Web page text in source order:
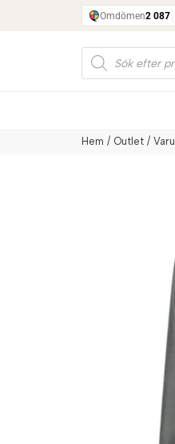
Hem / Outlet /